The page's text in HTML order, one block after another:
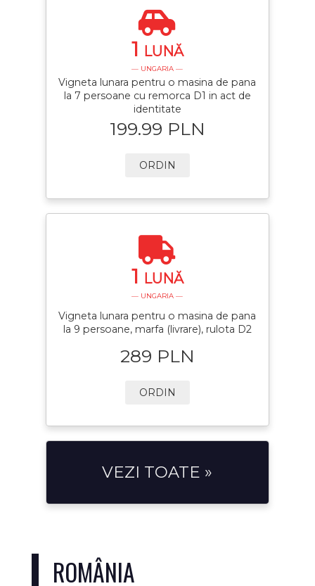
1 LUNĂ
— UNGARIA —
Vigneta lunara pentru o masina de pana
la 7 persoane cu remorca D1 in act de
identitate
199.99 PLN
ORDIN
1 LUNĂ
— UNGARIA —
Vigneta lunara pentru o masina de pana
la 9 persoane, marfa (livrare), rulota D2
289 PLN
ORDIN
VEZI TOATE »
ROMÂNIA